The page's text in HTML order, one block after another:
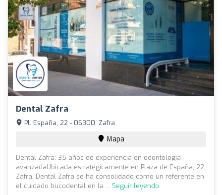
Dental Zafra
Pl. España, 22 - 06300, Zafra
Mapa
Dental Zafra: 35 años de experiencia en odontología
avanzadaUbicada estratégicamente en Plaza de España, 22,
Zafra, Dental Zafra se ha consolidado como un referente en
el cuidado bucodental en la ... Seguir leyendo